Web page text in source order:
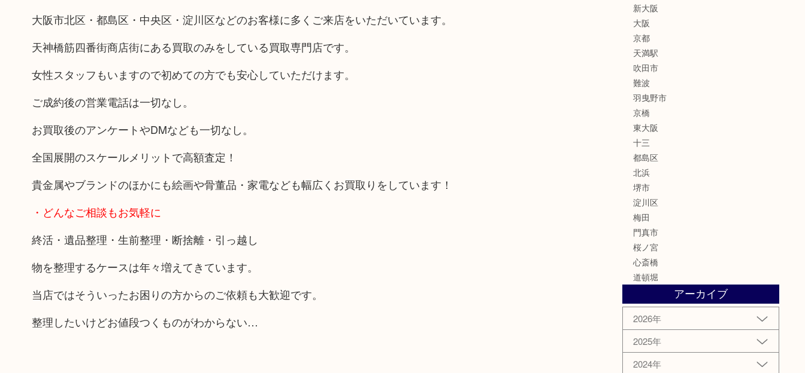
大阪市北区・都島区・中央区・淀川区などのお客様に多くご来店をいただいています。
天神橋筋四番街商店街にある買取のみをしている買取専門店です。
女性スタッフもいますので初めての方でも安心していただけます。
ご成約後の営業電話は一切なし。
お買取後のアンケートやDMなども一切なし。
全国展開のスケールメリットで高額査定！
貴金属やブランドのほかにも絵画や骨董品・家電なども幅広くお買取りをしています！
・どんなご相談もお気軽に
終活・遺品整理・生前整理・断捨離・引っ越し
物を整理するケースは年々増えてきています。
当店ではそういったお困りの方からのご依頼も大歓迎です。
整理したいけどお値段つくものがわからない…
新大阪
大阪
京都
天満駅
吹田市
難波
羽曳野市
京橋
東大阪
十三
都島区
北浜
堺市
淀川区
梅田
門真市
桜ノ宮
心斎橋
道頓堀
アーカイブ
2026年
2025年
2024年